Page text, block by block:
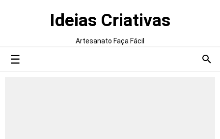
Ideias Criativas
Artesanato Faça Fácil